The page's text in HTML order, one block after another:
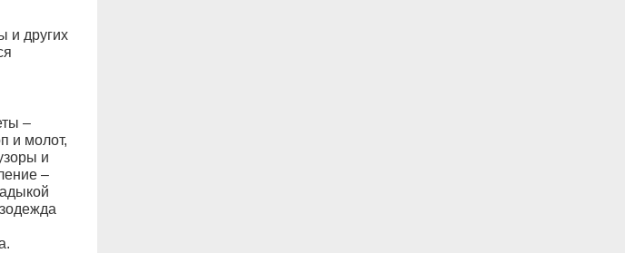
и других
–
и молот,
и
–